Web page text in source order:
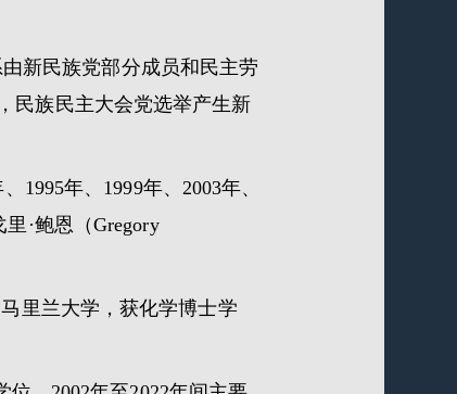
新民族党部分成员和民主劳
民族民主大会党选举产生新
年、1999年、2003年、
·鲍恩（Gregory
里兰大学，获化学博士学